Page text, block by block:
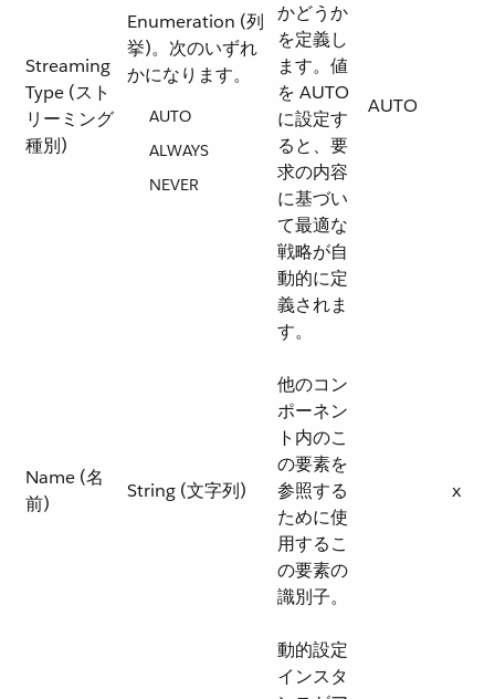
Streaming
Type (スト
リーミング
種別)
Enumeration (列
挙)。次のいずれ
かになります。
AUTO
ALWAYS
NEVER
かどうか
を定義し
ます。値
を AUTO
に設定す
ると、要
求の内容
に基づい
て最適な
戦略が自
動的に定
義されま
す。
AUTO
Name (名
前)
String (文字列)
他のコン
ポーネン
ト内のこ
の要素を
参照する
ために使
用するこ
の要素の
識別子。
x
動的設定
インスタ